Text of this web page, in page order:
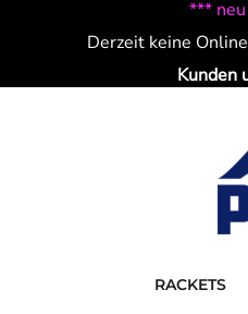
***
Derzeit keine
Kunden
RACKETS